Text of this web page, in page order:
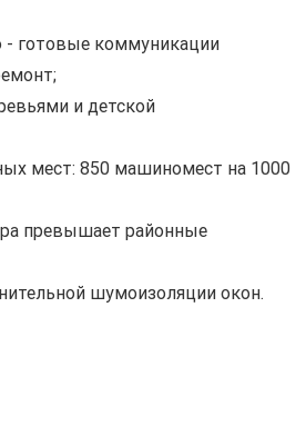
- готовые коммуникации
и детской
мест: 850 машиномест на 1000
превышает районные
шумоизоляции окон.